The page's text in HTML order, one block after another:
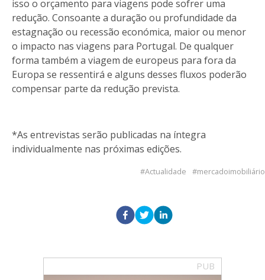
isso o orçamento para viagens pode sofrer uma
redução. Consoante a duração ou profundidade da
estagnação ou recessão económica, maior ou menor
o impacto nas viagens para Portugal. De qualquer
forma também a viagem de europeus para fora da
Europa se ressentirá e alguns desses fluxos poderão
compensar parte da redução prevista.
*As entrevistas serão publicadas na íntegra
individualmente nas próximas edições.
Actualidade mercadoimobiliário
PUB